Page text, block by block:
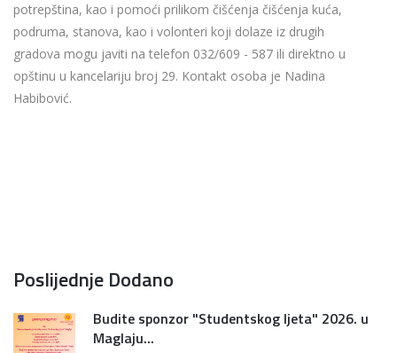
potrepština, kao i pomoći prilikom čišćenja čišćenja kuća,
podruma, stanova, kao i volonteri koji dolaze iz drugih
gradova mogu javiti na telefon 032/609 - 587 ili direktno u
opštinu u kancelariju broj 29. Kontakt osoba je Nadina
Habibović.
Poslijednje Dodano
Budite sponzor "Studentskog ljeta" 2026. u
Maglaju...